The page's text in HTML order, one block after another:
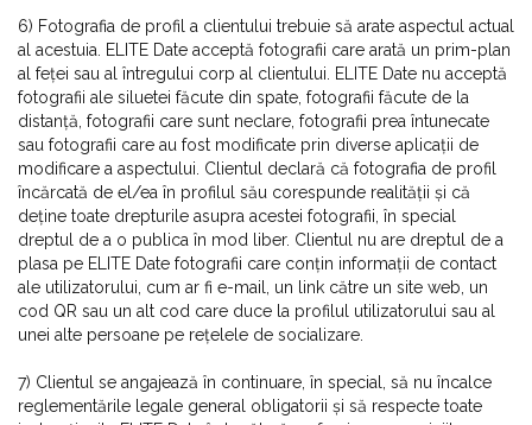
6) Fotografia de profil a clientului trebuie să arate aspectul actual
al acestuia. ELITE Date acceptă fotografii care arată un prim-plan
al feței sau al întregului corp al clientului. ELITE Date nu acceptă
fotografii ale siluetei făcute din spate, fotografii făcute de la
distanță, fotografii care sunt neclare, fotografii prea întunecate
sau fotografii care au fost modificate prin diverse aplicații de
modificare a aspectului. Clientul declară că fotografia de profil
încărcată de el/ea în profilul său corespunde realității și că
deține toate drepturile asupra acestei fotografii, în special
dreptul de a o publica în mod liber. Clientul nu are dreptul de a
plasa pe ELITE Date fotografii care conțin informații de contact
ale utilizatorului, cum ar fi e-mail, un link către un site web, un
cod QR sau un alt cod care duce la profilul utilizatorului sau al
unei alte persoane pe rețelele de socializare.
7) Clientul se angajează în continuare, în special, să nu încalce
reglementările legale general obligatorii și să respecte toate